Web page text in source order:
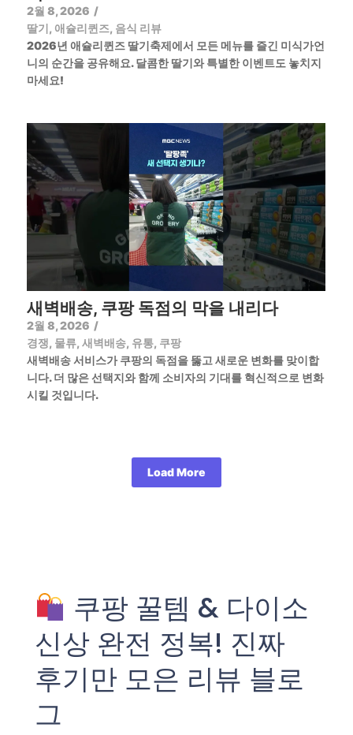
2월 8, 2026 /
딸기, 애슐리퀸즈, 음식 리뷰
2026년 애슐리퀸즈 딸기축제에서 모든 메뉴를 즐긴 미식가언
니의 순간을 공유해요. 달콤한 딸기와 특별한 이벤트도 놓치지
마세요!
새벽배송, 쿠팡 독점의 막을 내리다
2월 8, 2026 /
경쟁, 물류, 새벽배송, 유통, 쿠팡
새벽배송 서비스가 쿠팡의 독점을 뚫고 새로운 변화를 맞이합
니다. 더 많은 선택지와 함께 소비자의 기대를 혁신적으로 변화
시킬 것입니다.
Load More
쿠팡 꿀템 & 다이소
신상 완전 정복! 진짜
후기만 모은 리뷰 블로
그